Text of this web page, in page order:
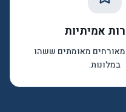
אמיתיות
מאורחים מאומתים ששהו
במלונות.